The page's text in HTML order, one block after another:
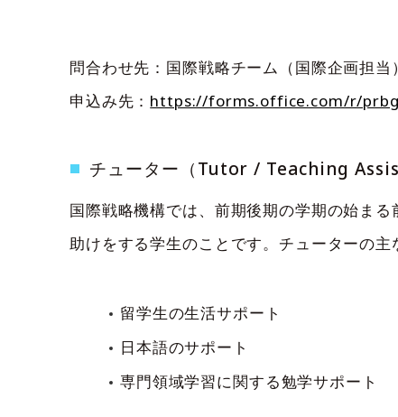
問合わせ先：国際戦略チーム（国際企画担当
申込み先： https://forms.office.com/r/
チューター（Tutor / Teaching
国際戦略機構では、前期後期の学期の始ま
助けをする学生のことです。チューターの
留学生の生活サポート
日本語のサポート
専門領域学習に関する勉学サポート